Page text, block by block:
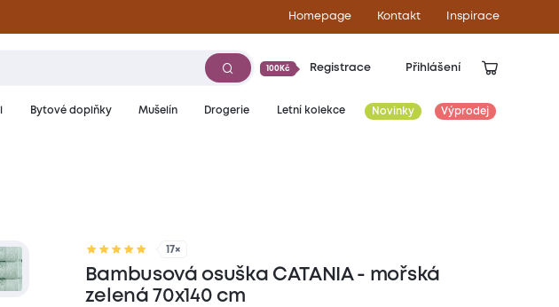
Homepage Kontakt Inspirace
100Kč Registrace Přihlášení
Bytové doplňky Mušelín Drogerie Letní kolekce Novinky Výprodej
17×
Bambusová osuška CATANIA - mořská
zelená 70x140 cm